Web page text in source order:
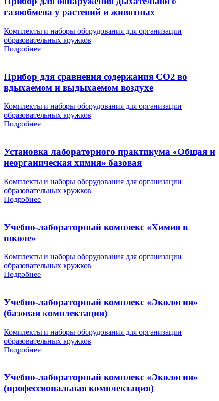
газообмена у растений и животных
Комплекты и наборы оборудования для организации
образовательных кружков
Подробнее
Прибор для сравнения содержания СО2 во
вдыхаемом и выдыхаемом воздухе
Комплекты и наборы оборудования для организации
образовательных кружков
Подробнее
Установка лабораторного практикума «Общая и
неорганическая химия» базовая
Комплекты и наборы оборудования для организации
образовательных кружков
Подробнее
Учебно-лабораторный комплекс «Химия в
школе»
Комплекты и наборы оборудования для организации
образовательных кружков
Подробнее
Учебно-лабораторный комплекс «Экология»
(базовая комплектация)
Комплекты и наборы оборудования для организации
образовательных кружков
Подробнее
Учебно-лабораторный комплекс «Экология»
(профессиональная комплектация)